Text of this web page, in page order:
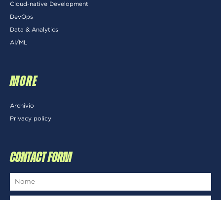
Cloud-native Development
DevOps
Data & Analytics
AI/ML
MORE
Archivio
Privacy policy
CONTACT FORM